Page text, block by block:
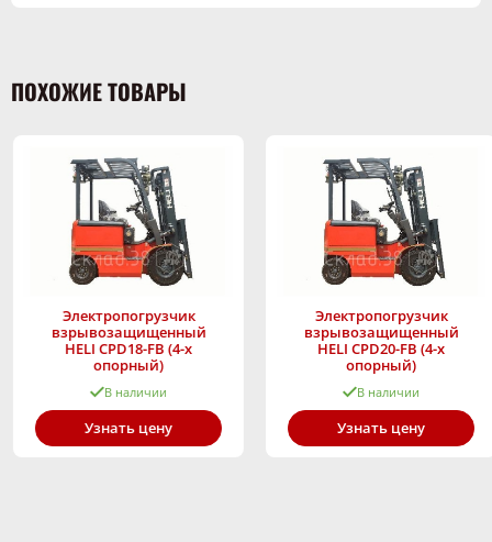
ПОХОЖИЕ ТОВАРЫ
Электропогрузчик
взрывозащищенный
HELI CPD18-FB (4-х
опорный)
В наличии
Узнать цену
Электропогрузчик
взрывозащищенный
HELI CPD20-FB (4-х
опорный)
В наличии
Узнать цену